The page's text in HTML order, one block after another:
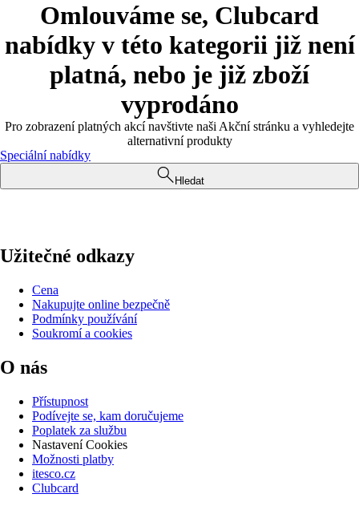
Omlouváme se, Clubcard
nabídky v této kategorii již není
platná, nebo je již zboží
vyprodáno
Pro zobrazení platných akcí navštivte naši Akční stránku a vyhledejte
alternativní produkty
Speciální nabídky
Hledat
Užitečné odkazy
Cena
Nakupujte online bezpečně
Podmínky používání
Soukromí a cookies
O nás
Přístupnost
Podívejte se, kam doručujeme
Poplatek za službu
Nastavení Cookies
Možnosti platby
itesco.cz
Clubcard